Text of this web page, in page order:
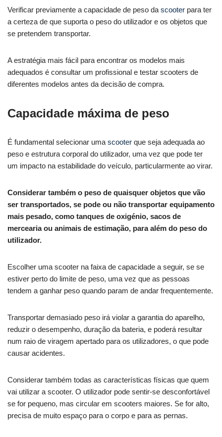
Verificar previamente a capacidade de peso da scooter para ter
a certeza de que suporta o peso do utilizador e os objetos que
se pretendem transportar.
A estratégia mais fácil para encontrar os modelos mais
adequados é consultar um profissional e testar scooters de
diferentes modelos antes da decisão de compra.
Capacidade máxima de peso
É fundamental selecionar uma scooter que seja adequada ao
peso e estrutura corporal do utilizador, uma vez que pode ter
um impacto na estabilidade do veículo, particularmente ao virar.
Considerar também o peso de quaisquer objetos que vão
ser transportados, se pode ou não transportar equipamento
mais pesado, como tanques de oxigénio, sacos de
mercearia ou animais de estimação, para além do peso do
utilizador.
Escolher uma scooter na faixa de capacidade a seguir, se se
estiver perto do limite de peso, uma vez que as pessoas
tendem a ganhar peso quando param de andar frequentemente.
Transportar demasiado peso irá violar a garantia do aparelho,
reduzir o desempenho, duração da bateria, e poderá resultar
num raio de viragem apertado para os utilizadores, o que pode
causar acidentes.
Considerar também todas as características físicas que quem
vai utilizar a scooter. O utilizador pode sentir-se desconfortável
se for pequeno, mas circular em scooters maiores. Se for alto,
precisa de muito espaço para o corpo e para as pernas.